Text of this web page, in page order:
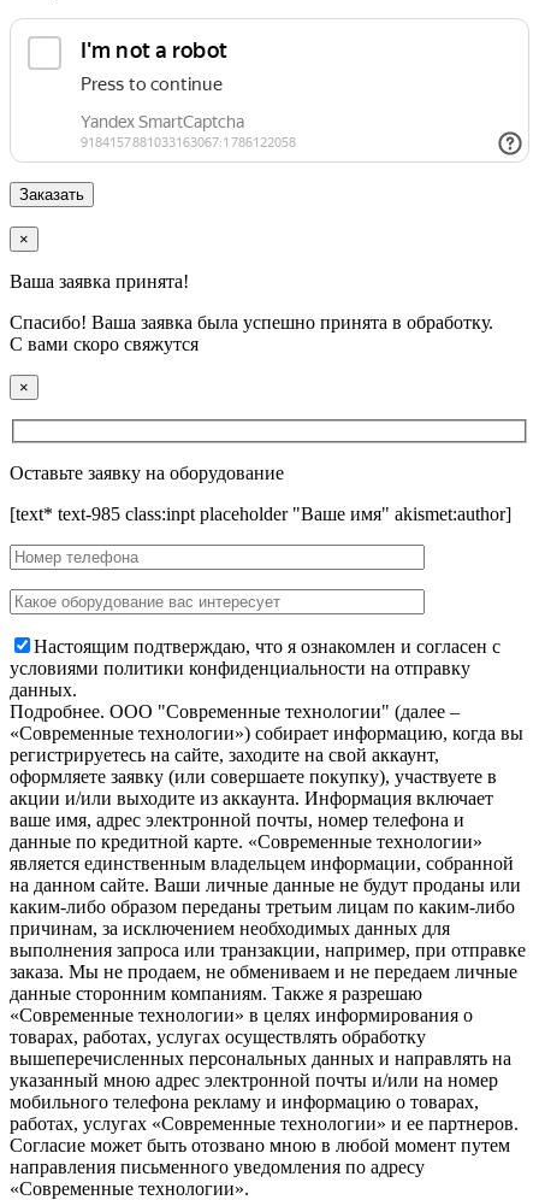
×
Ваша заявка принята!
Спасибо! Ваша заявка была успешно принята в обработку.
С вами скоро свяжутся
×
Оставьте заявку на оборудование
[text* text-985 class:inpt placeholder "Ваше имя" akismet:author]
Настоящим подтверждаю, что я ознакомлен и согласен с
условиями политики конфиденциальности на отправку
данных.
Подробнее. OOO "Современные технологии" (далее –
«Современные технологии») собирает информацию, когда вы
регистрируетесь на сайте, заходите на свой аккаунт,
оформляете заявку (или совершаете покупку), участвуете в
акции и/или выходите из аккаунта. Информация включает
ваше имя, адрес электронной почты, номер телефона и
данные по кредитной карте. «Современные технологии»
является единственным владельцем информации, собранной
на данном сайте. Ваши личные данные не будут проданы или
каким-либо образом переданы третьим лицам по каким-либо
причинам, за исключением необходимых данных для
выполнения запроса или транзакции, например, при отправке
заказа. Мы не продаем, не обмениваем и не передаем личные
данные сторонним компаниям. Также я разрешаю
«Современные технологии» в целях информирования о
товарах, работах, услугах осуществлять обработку
вышеперечисленных персональных данных и направлять на
указанный мною адрес электронной почты и/или на номер
мобильного телефона рекламу и информацию о товарах,
работах, услугах «Современные технологии» и ее партнеров.
Согласие может быть отозвано мною в любой момент путем
направления письменного уведомления по адресу
«Современные технологии».